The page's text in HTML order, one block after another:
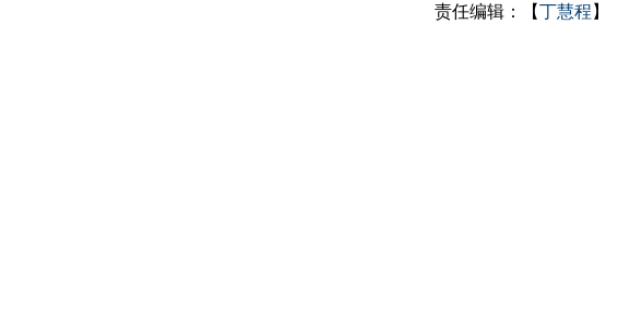
责任编辑：【丁慧程 】